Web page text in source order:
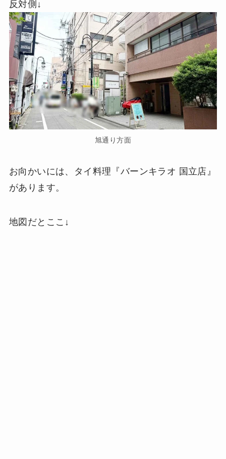
反対側↓
旭通り方面
お向かいには、タイ料理『バーンキラオ 国立店』
があります。
地図だとここ↓